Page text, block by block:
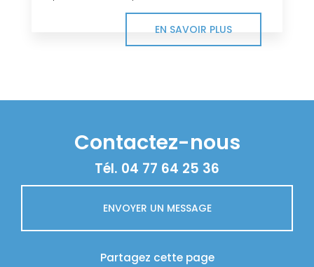
EN SAVOIR PLUS
Contactez-nous
Tél. 04 77 64 25 36
ENVOYER UN MESSAGE
Partagez cette page